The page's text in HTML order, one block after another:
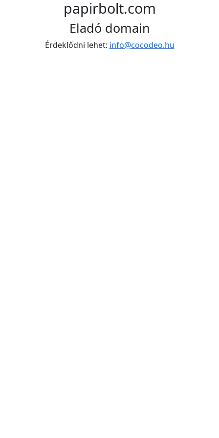
papirbolt.com
Eladó domain
Érdeklődni lehet: info@cocodeo.hu